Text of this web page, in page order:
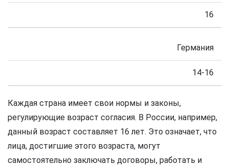
16
Германия
14-16
Каждая страна имеет свои нормы и законы,
регулирующие возраст согласия. В России, например,
данный возраст составляет 16 лет. Это означает, что
лица, достигшие этого возраста, могут
самостоятельно заключать договоры, работать и